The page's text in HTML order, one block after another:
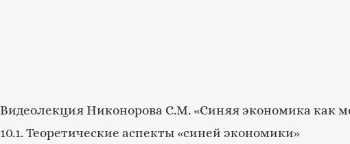
Видеолекция Никонорова С.М. «Синяя экономика как
10.1. Теоретические аспекты «синей экономики»